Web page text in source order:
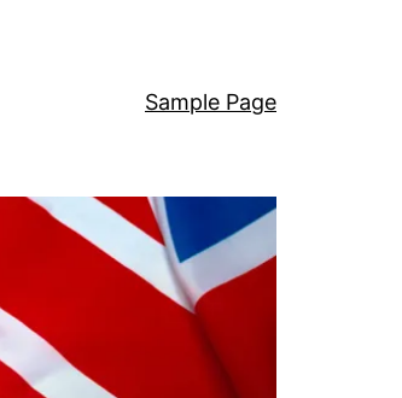
Sample Page